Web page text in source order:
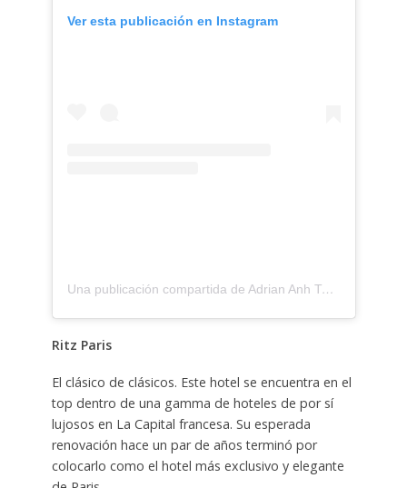
Ver esta publicación en Instagram
Una publicación compartida de Adrian Anh Tuan (@adriananhtuan)
Ritz Paris
El clásico de clásicos. Este hotel se encuentra en el
top dentro de una gamma de hoteles de por sí
lujosos en La Capital francesa. Su esperada
renovación hace un par de años terminó por
colocarlo como el hotel más exclusivo y elegante